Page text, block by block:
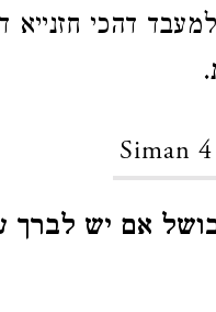
דהכי חזנייא
Siman 4
אם יש לברך